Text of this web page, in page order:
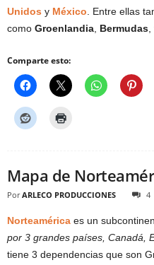
Unidos y México . Entre ellas
como Groenlandia Bermudas
Comparte esto:
Mapa de
Por ARLECO PRODUCCIONES 4
Norteamérica es un
por 3 grandes países, Canadá,
tiene 3 dependencias que son